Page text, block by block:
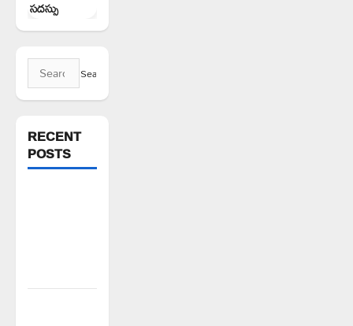
సదస్సు
Search
for:
RECENT
POSTS